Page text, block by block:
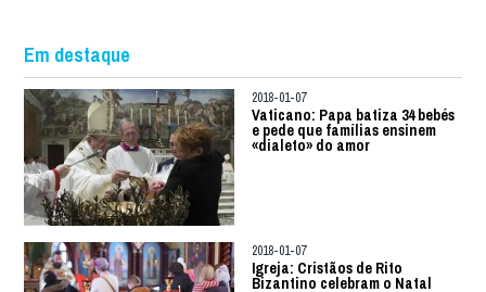
Em destaque
2018-01-07
Vaticano: Papa batiza 34 bebés
e pede que famílias ensinem
«dialeto» do amor
2018-01-07
Igreja: Cristãos de Rito
Bizantino celebram o Natal